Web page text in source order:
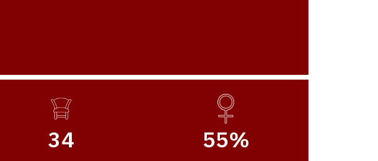
34 55%